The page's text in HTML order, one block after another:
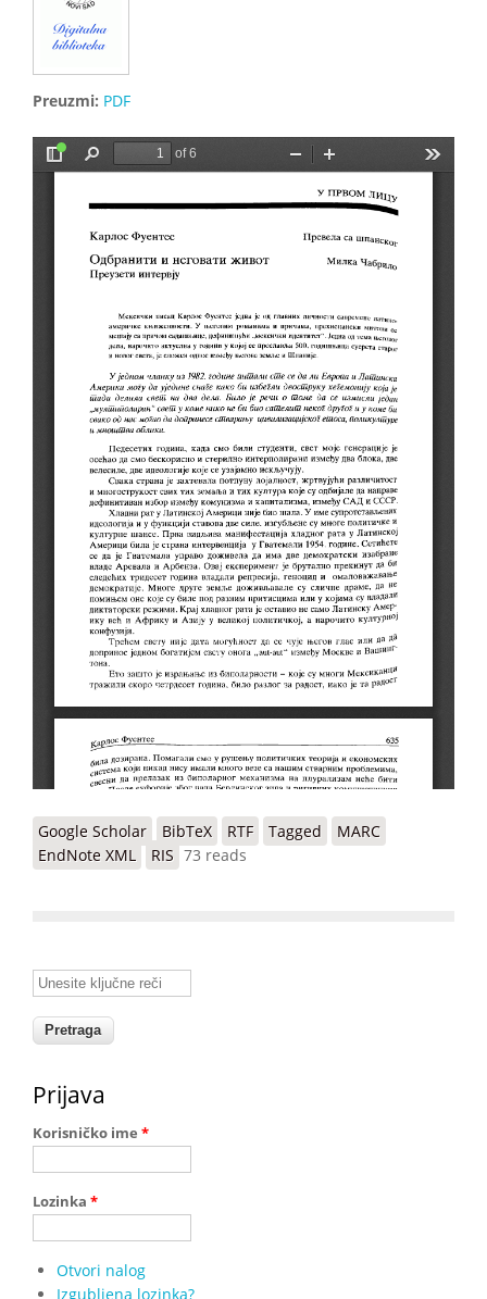
Preuzmi: PDF
Google Scholar BibTeX RTF Tagged
MARC
EndNote XML
RIS 73 reads
Unesite ključne reči
Prijava
Korisničko ime *
Lozinka *
Otvori nalog
Izgubljena lozinka?